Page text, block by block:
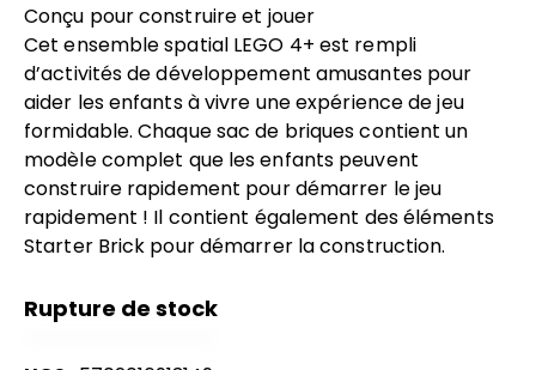
Conçu pour construire et jouer
Cet ensemble spatial LEGO 4+ est rempli
d’activités de développement amusantes pour
aider les enfants à vivre une expérience de jeu
formidable. Chaque sac de briques contient un
modèle complet que les enfants peuvent
construire rapidement pour démarrer le jeu
rapidement ! Il contient également des éléments
Starter Brick pour démarrer la construction.
Rupture de stock